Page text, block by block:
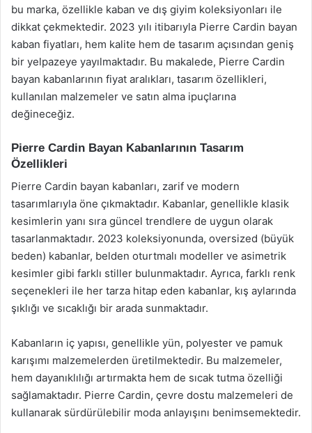
bu marka, özellikle kaban ve dış giyim koleksiyonları ile
dikkat çekmektedir. 2023 yılı itibarıyla Pierre Cardin bayan
kaban fiyatları, hem kalite hem de tasarım açısından geniş
bir yelpazeye yayılmaktadır. Bu makalede, Pierre Cardin
bayan kabanlarının fiyat aralıkları, tasarım özellikleri,
kullanılan malzemeler ve satın alma ipuçlarına
değineceğiz.
Pierre Cardin Bayan Kabanlarının Tasarım
Özellikleri
Pierre Cardin bayan kabanları, zarif ve modern
tasarımlarıyla öne çıkmaktadır. Kabanlar, genellikle klasik
kesimlerin yanı sıra güncel trendlere de uygun olarak
tasarlanmaktadır. 2023 koleksiyonunda, oversized (büyük
beden) kabanlar, belden oturtmalı modeller ve asimetrik
kesimler gibi farklı stiller bulunmaktadır. Ayrıca, farklı renk
seçenekleri ile her tarza hitap eden kabanlar, kış aylarında
şıklığı ve sıcaklığı bir arada sunmaktadır.
Kabanların iç yapısı, genellikle yün, polyester ve pamuk
karışımı malzemelerden üretilmektedir. Bu malzemeler,
hem dayanıklılığı artırmakta hem de sıcak tutma özelliği
sağlamaktadır. Pierre Cardin, çevre dostu malzemeleri de
kullanarak sürdürülebilir moda anlayışını benimsemektedir.